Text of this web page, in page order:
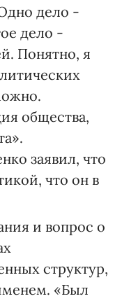
дело -
дело -
Понятно, я
общества,
заявил, что
что он в
и вопрос о
структур,
«Был